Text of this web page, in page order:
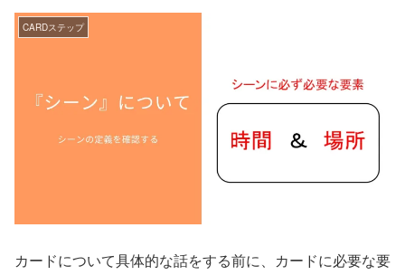
CARDステップ
カードについて具体的な話をする前に、カードに必要な要